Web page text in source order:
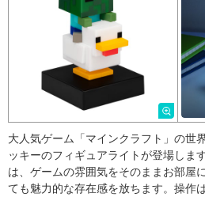
大人気ゲーム「マインクラフト」の世
ッキーのフィギュアライトが登場しま
は、ゲームの雰囲気をそのままお部屋
ても魅力的な存在感を放ちます。操作